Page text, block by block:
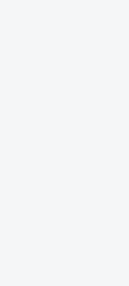
Die Viktoria hat in der
meisten Zuschauer in der
gehabt. Es hat sich ein fester
Die Zahl der Zuschauer hat sich in den
kontinuierlich nach oben entwickelt.
gewürdigt. Immer mehr Leute gehen
Du bist seit 2013 im Vorstand
vielen Jahren deren Sprecher.
gerechnet oder bist Du wie die
Nein, damit hätte ich nicht gerechnet,
trifft es. Ich habe die Stadionzeitung
Trainer war und war auch einmal
später Vorstand und zeitweise waren
zuständig. Die Anfangszeiten waren
hat auch Spaß gemacht. Wir haben
umgestellt von Präsidium mit
haben wir einen kollegialen Umgang und
Probleme werden gemeinsam diskutiert
die Aufgaben auf mehrere Schultern zu
Du hast die Viktoria in ruhige